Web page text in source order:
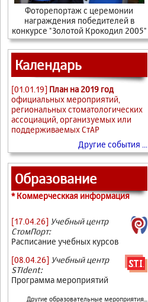
Фоторепортаж с церемонии
награждения победителей в
конкурсе "Золотой Крокодил 2005"
Календарь
[01.01.19] План на 2019 год
официальных мероприятий,
региональных стоматологических
ассоциаций, организуемых или
поддерживаемых СтАР
Другие события ...
Образование
* Коммерческкая информация
[17.04.26] Учебный центр
СтомПорт:
Расписание учебных курсов
[08.04.26] Учебный центр
STIdent:
Программа мероприятий
Другие образовательные мероприятия...